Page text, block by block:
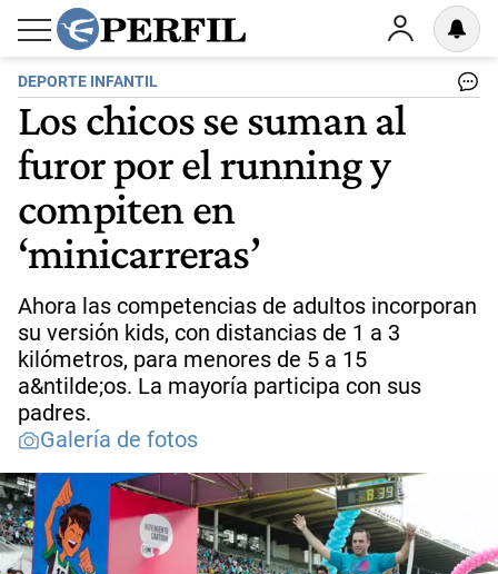
DEPORTE INFANTIL
Los chicos se suman al
furor por el running y
compiten en
‘minicarreras’
Ahora las competencias de adultos incorporan
su versión kids, con distancias de 1 a 3
kilómetros, para menores de 5 a 15
a&ntilde;os. La mayoría participa con sus
padres.
Galería de fotos